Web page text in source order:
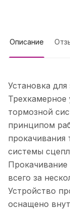
Описание
Установка
Трехкамерное
тормозной
принципом
прокачивания
системы
всего за
Устройство
оснащено